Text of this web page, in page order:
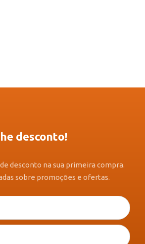
desconto!
desconto na sua primeira compra.
sobre promoções e ofertas.